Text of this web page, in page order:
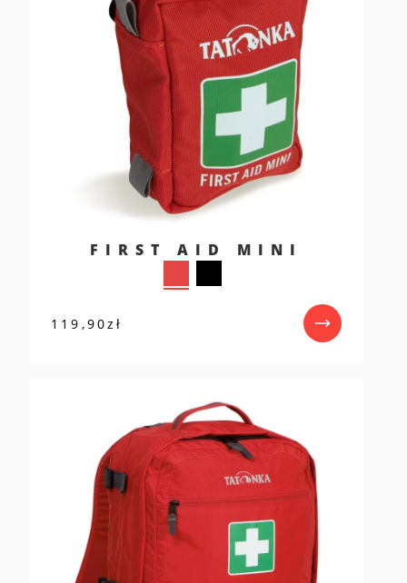
FIRST AID MINI
119,90zł